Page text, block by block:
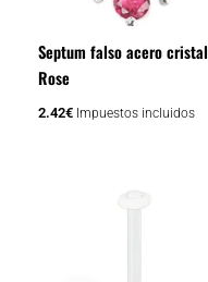
Septum falso acero cristal
Rose
2.42€ Impuestos incluidos